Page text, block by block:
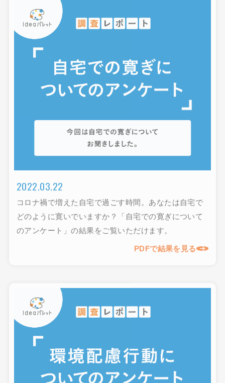
2022.03.22
コロナ禍で増えた自宅で過ごす時間。あなたは自宅で
どのように寛いでいますか？「自宅での寛ぎについて
のアンケート」の結果をご覧いただけます。
PDFで結果を見る